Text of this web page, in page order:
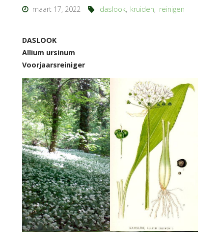
maart 17, 2022 daslook, kruiden, reinigen
DASLOOK
Allium ursinum
Voorjaarsreiniger